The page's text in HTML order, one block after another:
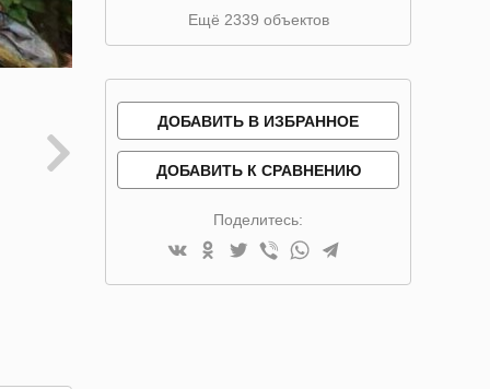
Ещё 2339 объектов
ДОБАВИТЬ В ИЗБРАННОЕ
ДОБАВИТЬ К СРАВНЕНИЮ
Поделитесь: